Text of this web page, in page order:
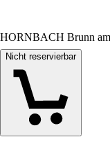
HORNBACH Brunn
Nicht reservierbar